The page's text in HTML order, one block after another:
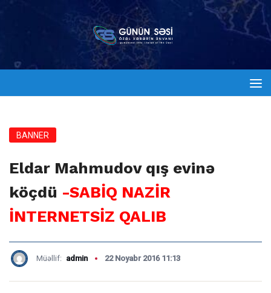
BANNER
Eldar Mahmudov qış evinə
köçdü -SABİQ NAZİR
İNTERNETSİZ QALIB
Müəllif: admin 22 Noyabr 2016 11:13